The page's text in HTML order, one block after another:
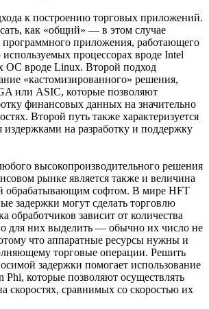
к построению торговых приложений.
как «общий» — в этом случае
программного приложения, работающего
процессорах вроде Intel
ОС вроде Linux. Второй подход
«кастомизированного» решения,
или ASIC, которые позволяют
финансовых данных на значительно
Второй путь также характеризуется
на разработку и поддержку
высокопроизводительного решения
рынке является также и величина
обрабатывающим софтом. В мире HFT
задержки могут сделать торговлю
обработчиков зависит от количества
для них выделить — обычно их число не
что аппаратные ресурсы нужны и
торговые операции. Решить
задержки помогает использование
Phi, которые позволяют осуществлять
скоростях, сравнимых со скоростью их